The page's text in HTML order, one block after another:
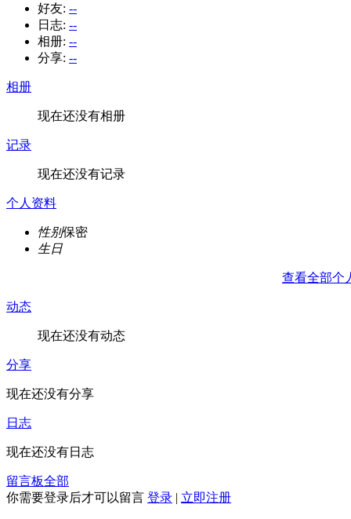
好友: --
日志: --
相册: --
分享: --
相册
现在还没有相册
记录
现在还没有记录
个人资料
性别保密
生日
查看全部个
动态
现在还没有动态
分享
现在还没有分享
日志
现在还没有日志
留言板全部
你需要登录后才可以留言 登录 | 立即注册